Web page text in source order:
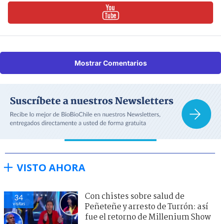
Mostrar Comentarios
VISTO AHORA
34
visitas
Con chistes sobre salud de
Peñeteñe y arresto de Turrón: así
fue el retorno de Millenium Show